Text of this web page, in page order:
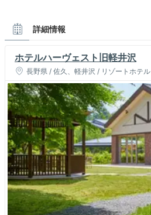
詳細情報
ホテルハーヴェスト旧軽井沢
長野県 / 佐久、軽井沢 / リゾートホテル